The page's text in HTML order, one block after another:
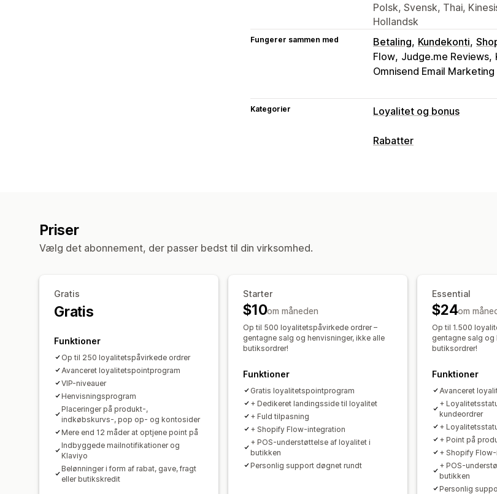
Polsk, Svensk, Thai,
Hollandsk
Fungerer sammen med Betaling Kundekonti
Flow Judge.me Reviews
Omnisend Email Marketing
Kategorier Loyalitet og bonus
Programtyper
Medlemsfordele
Rabatter
Redigeringsværktøj
Priser
Vælg det abonnement, der passer bedst til din virksomhed.
Gratis
Gratis
Funktioner
Op til 250 loyalitetspåvirkede ordrer
Avanceret loyalitetspointprogram
VIP-niveauer
Henvisningsprogram
Placeringer på produkt-,
indkøbskurvs-, pop op- og kontosider
Mere end 12 måder at optjene point på
Indbyggede mailnotifikationer og
Klaviyo
Belønninger i form af rabat, gave, fragt
eller butikskredit
Starter
$10om måneden
Op til 500 loyalitetspåvirkede ordrer –
gentagne salg og henvisninger, ikke alle
butiksordrer!
Funktioner
Gratis loyalitetspointprogram
+ Dedikeret landingsside til loyalitet
+ Fuld tilpasning
+ Shopify Flow-integration
+ POS-understøttelse af loyalitet i
butikken
Personlig support døgnet rundt
Essential
$24om
Op til 1.500
gentagne salg og
butiksordrer!
Funktioner
Avanceret
+
kundeordrer
+
+ Point på
+ Shopify
+ POS-
butikken
Personlig